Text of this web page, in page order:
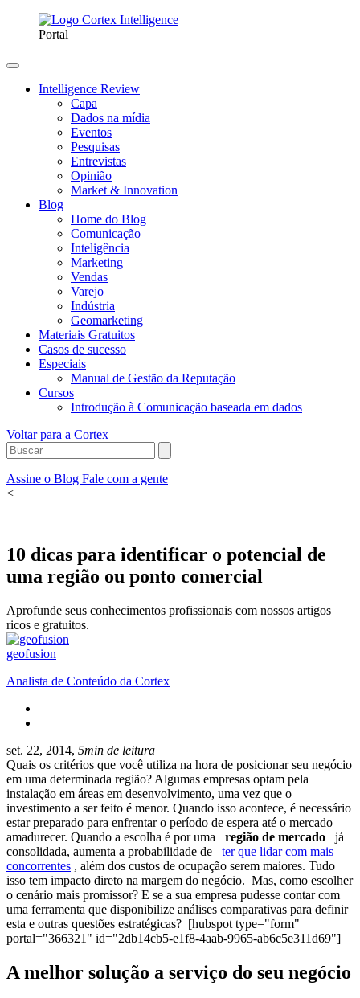
Portal
Intelligence Review
Capa
Dados na mídia
Eventos
Pesquisas
Entrevistas
Opinião
Market & Innovation
Blog
Home do Blog
Comunicação
Inteligência
Marketing
Vendas
Varejo
Indústria
Geomarketing
Materiais Gratuitos
Casos de sucesso
Especiais
Manual de Gestão da Reputação
Cursos
Introdução à Comunicação baseada em dados
Voltar para a Cortex
Assine o Blog Fale com a gente
<
10 dicas para identificar o potencial de
uma região ou ponto comercial
Aprofunde seus conhecimentos profissionais com nossos artigos
ricos e gratuitos.
geofusion
Analista de Conteúdo da Cortex
set. 22, 2014, 5min de leitura
Quais os critérios que você utiliza na hora de posicionar seu negócio
em uma determinada região? Algumas empresas optam pela
instalação em áreas em desenvolvimento, uma vez que o
investimento a ser feito é menor. Quando isso acontece, é necessário
estar preparado para enfrentar o período de espera até o mercado
amadurecer. Quando a escolha é por uma
região de mercado
já
consolidada, aumenta a probabilidade de
ter que lidar com mais
concorrentes , além dos custos de ocupação serem maiores. Tudo
isso tem impacto direto na margem do negócio. Mas, como escolher
o cenário mais promissor? E se a sua empresa pudesse contar com
uma ferramenta que disponibilize análises comparativas para definir
esta e outras questões estratégicas? [hubspot type="form"
portal="366321" id="2db14cb5-e1f8-4aab-9965-ab6c5e311d69"]
A melhor solução a serviço do seu negócio